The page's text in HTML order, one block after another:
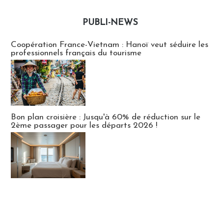
PUBLI-NEWS
Coopération France-Vietnam : Hanoï veut séduire les
professionnels français du tourisme
Bon plan croisière : Jusqu'à 60% de réduction sur le
2ème passager pour les départs 2026 !